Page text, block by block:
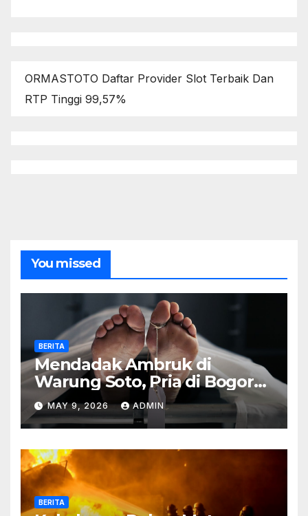
ORMASTOTO Daftar Provider Slot Terbaik Dan
RTP Tinggi 99,57%
You missed
BERITA
Mendadak Ambruk di
Warung Soto, Pria di Bogor
Meninggal Sebelum Makan
MAY 9, 2026 ADMIN
BERITA